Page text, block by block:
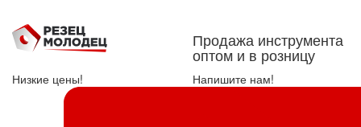
Продажа инструмента
оптом и в розницу
Низкие цены! Напишите нам!